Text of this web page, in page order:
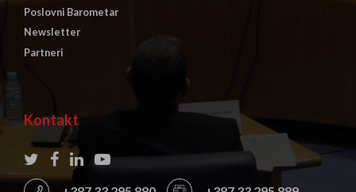
Poslovni Barometar
Newsletter
Partneri
Kontakt